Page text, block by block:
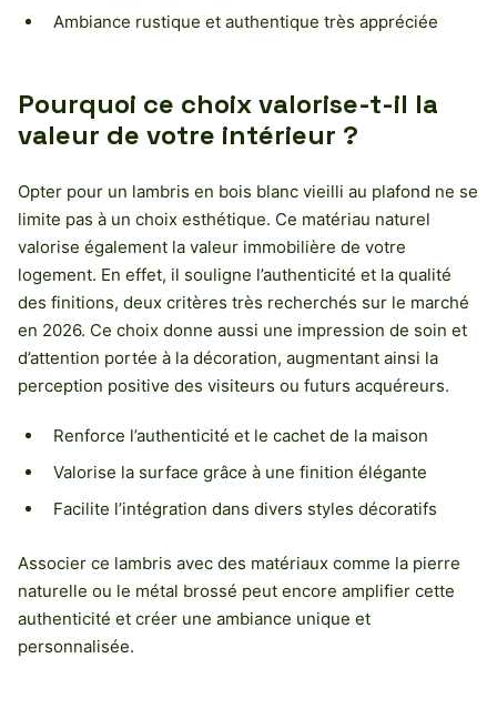
Ambiance rustique et authentique très appréciée
Pourquoi ce choix valorise-t-il la
valeur de votre intérieur ?
Opter pour un lambris en bois blanc vieilli au plafond ne se
limite pas à un choix esthétique. Ce matériau naturel
valorise également la valeur immobilière de votre
logement. En effet, il souligne l’authenticité et la qualité
des finitions, deux critères très recherchés sur le marché
en 2026. Ce choix donne aussi une impression de soin et
d’attention portée à la décoration, augmentant ainsi la
perception positive des visiteurs ou futurs acquéreurs.
Renforce l’authenticité et le cachet de la maison
Valorise la surface grâce à une finition élégante
Facilite l’intégration dans divers styles décoratifs
Associer ce lambris avec des matériaux comme la pierre
naturelle ou le métal brossé peut encore amplifier cette
authenticité et créer une ambiance unique et
personnalisée.